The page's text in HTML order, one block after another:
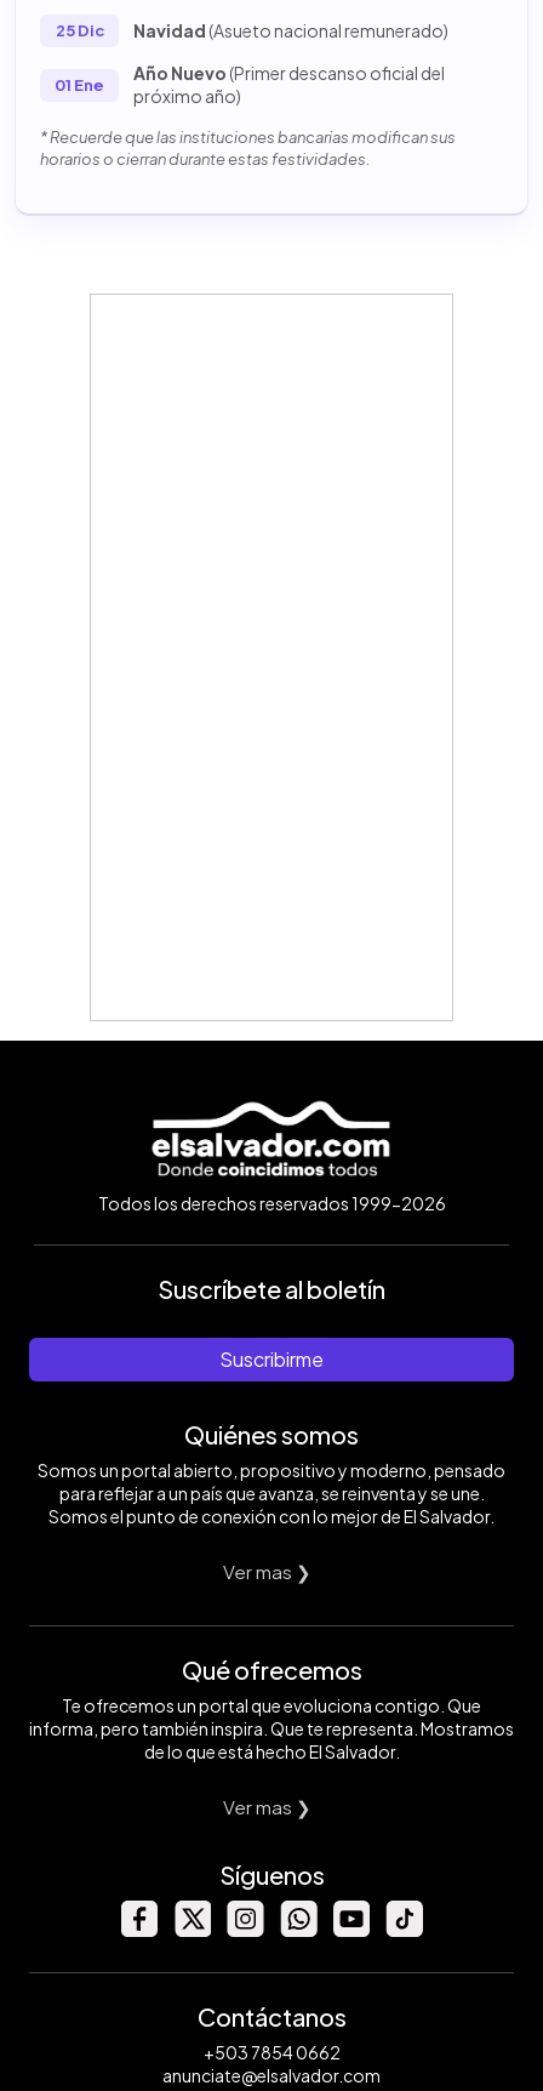
25 Dic Navidad(Asueto nacional remunerado)
01 Ene
Año Nuevo(Primer descanso oficial del
próximo año)
* Recuerde que las instituciones bancarias modifican sus
horarios o cierran durante estas festividades.
Todos los derechos reservados 1999-2026
Suscríbete al boletín
Suscribirme
Quiénes somos
Somos un portal abierto, propositivo y moderno, pensado
para reflejar a un país que avanza, se reinventa y se une.
Somos el punto de conexión con lo mejor de El Salvador.
Ver mas ❯
Qué ofrecemos
Te ofrecemos un portal que evoluciona contigo. Que
informa, pero también inspira. Que te representa. Mostramos
de lo que está hecho El Salvador.
Ver mas ❯
Síguenos
Contáctanos
+503 7854 0662
anunciate@elsalvador.com